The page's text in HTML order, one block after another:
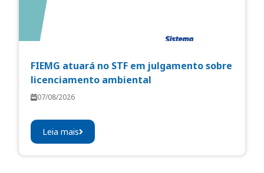
FIEMG atuará no STF em julgamento sobre
licenciamento ambiental
07/08/2026
Leia mais